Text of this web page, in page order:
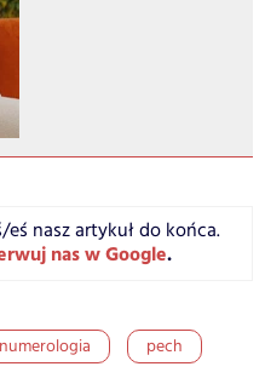
nasz artykuł do końca.
nas w Google.
numerologia
pech